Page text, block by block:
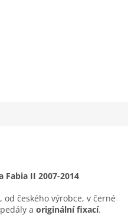
II 2007-2014
od českého výrobce, v černé
a originální fixací.